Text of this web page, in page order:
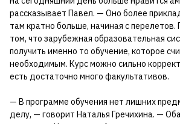
рассказывает Павел. — Оно более
там кратно больше, начиная с
том, что зарубежная образовательная
получить именно то обучение, которое
необходимым. Курс можно сильно
есть достаточно много факультативов.
— В программе обучения нет лишних
делу, — говорит Наталья Гречихина. —